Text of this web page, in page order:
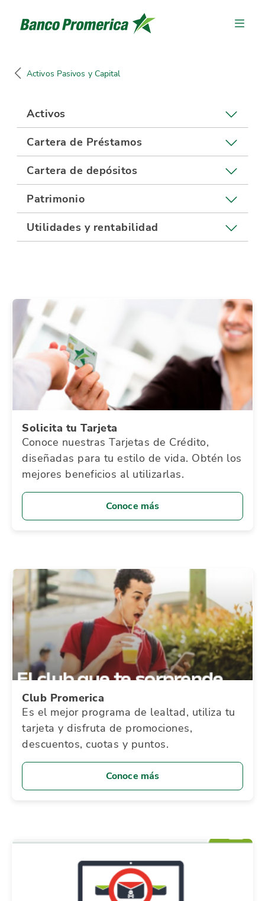
Activos Pasivos y Capital
Activos
Cartera de Préstamos
Cartera de depósitos
Patrimonio
Utilidades y rentabilidad
Solicita tu Tarjeta
Conoce nuestras Tarjetas de Crédito,
diseñadas para tu estilo de vida. Obtén los
mejores beneficios al utilizarlas.
Conoce más
Club Promerica
Es el mejor programa de lealtad, utiliza tu
tarjeta y disfruta de promociones,
descuentos, cuotas y puntos.
Conoce más